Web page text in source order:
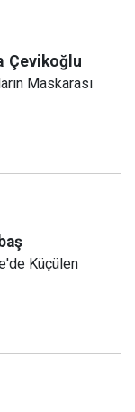
Çevikoğlu
Maskarası
Küçülen